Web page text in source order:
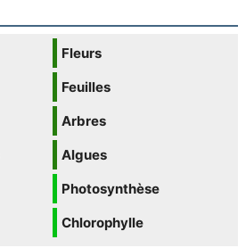
Fleurs
Feuilles
Arbres
Algues
Photosynthèse
Chlorophylle